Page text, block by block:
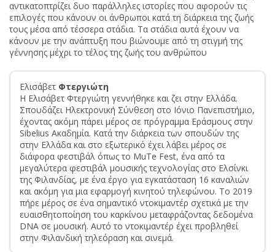
αντικατοπτρίζει δυο παράλληλες ιστορίες που αφορούν τις
επιλογές που κάνουν οι άνθρωποι κατά τη διάρκεια της ζωής
τους μέσα από τέσσερα στάδια. Τα στάδια αυτά έχουν να
κάνουν με την ανάπτυξη που βιώνουμε από τη στιγμή της
γέννησης μέχρι το τέλος της ζωής του ανθρώπου
Ελισάβετ Φτεργιώτη
Η Ελισάβετ Φτεργιώτη γεννήθηκε και ζει στην Ελλάδα.
Σπουδάζει Ηλεκτρονική Σύνθεση στο Ιόνιο Πανεπιστήμιο,
έχοντας ακόμη πάρει μέρος σε πρόγραμμα Εράσμους στην
Sibelius Ακαδημία. Κατά την διάρκεια των σπουδών της
στην Ελλάδα και στο εξωτερικό έχει λάβει μέρος σε
διάφορα φεστιβάλ όπως το MuTe Fest, ένα από τα
μεγαλύτερα φεστιβάλ μουσικής τεχνολογίας στο Ελσίνκι
της Φιλανδίας, με ένα έργο για εγκατάσταση 16 καναλιών
και ακόμη για μια εφαρμογή κινητού τηλεφώνου. Το 2019
πήρε μέρος σε ένα σημαντικό ντοκιμαντέρ σχετικά με την
ευαισθητοποίηση του καρκίνου μεταφράζοντας δεδομένα
DNA σε μουσική. Αυτό το ντοκιμαντέρ έχει προβληθεί
στην Φιλανδική τηλεόραση και σινεμά.